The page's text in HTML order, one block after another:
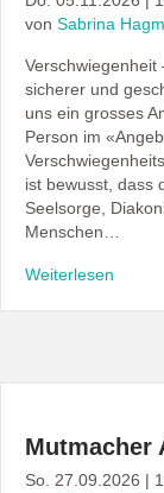
von Sabrina
Verschwiegenheit
sicherer und
uns ein grosses
Person im
ist bewusst, dass
Seelsorge,
Menschen…
Weiterlesen
Mutmacher
So. 27.09.2026 |